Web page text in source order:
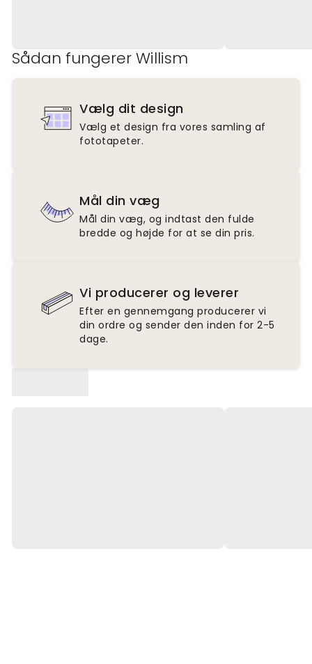
Sådan fungerer Willism
Vælg dit design
Vælg et design fra vores samling af
fototapeter.
Mål din væg
Mål din væg, og indtast den fulde
bredde og højde for at se din pris.
Vi producerer og leverer
Efter en gennemgang producerer vi
din ordre og sender den inden for 2-5
dage.